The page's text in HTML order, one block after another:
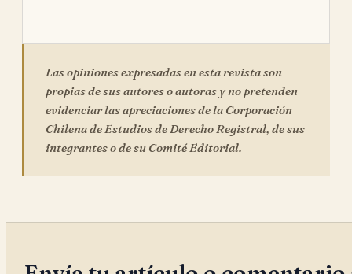
Las opiniones expresadas en esta revista son
propias de sus autores o autoras y no pretenden
evidenciar las apreciaciones de la Corporación
Chilena de Estudios de Derecho Registral, de sus
integrantes o de su Comité Editorial.